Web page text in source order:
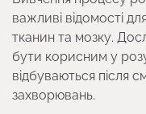
важливі відомості
тканин та мозку.
бути корисним у
відбуваються після
захворювань.